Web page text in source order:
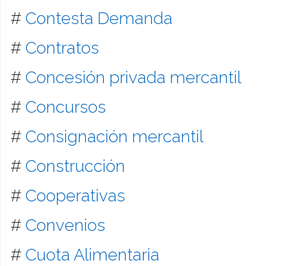
# Contesta Demanda
# Contratos
# Concesión privada mercantil
# Concursos
# Consignación mercantil
# Construcción
# Cooperativas
# Convenios
# Cuota Alimentaria